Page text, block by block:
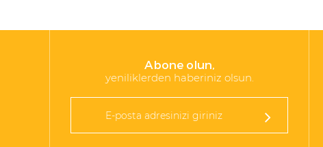
Abone olun,
yeniliklerden haberiniz olsun.